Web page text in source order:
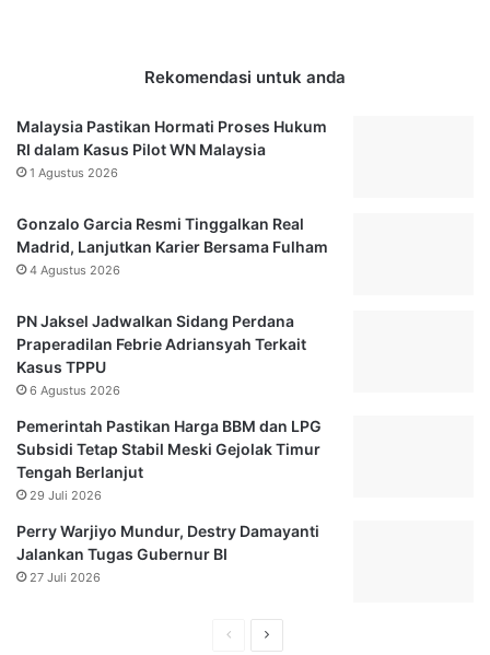
Rekomendasi untuk anda
Malaysia Pastikan Hormati Proses Hukum
RI dalam Kasus Pilot WN Malaysia
1 Agustus 2026
Gonzalo Garcia Resmi Tinggalkan Real
Madrid, Lanjutkan Karier Bersama Fulham
4 Agustus 2026
PN Jaksel Jadwalkan Sidang Perdana
Praperadilan Febrie Adriansyah Terkait
Kasus TPPU
6 Agustus 2026
Pemerintah Pastikan Harga BBM dan LPG
Subsidi Tetap Stabil Meski Gejolak Timur
Tengah Berlanjut
29 Juli 2026
Perry Warjiyo Mundur, Destry Damayanti
Jalankan Tugas Gubernur BI
27 Juli 2026
HalamanHalaman